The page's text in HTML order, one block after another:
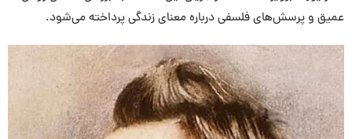
عمیق و پرسش‌های فلسفی درباره معنای زندگی پرداخته می‌شود.